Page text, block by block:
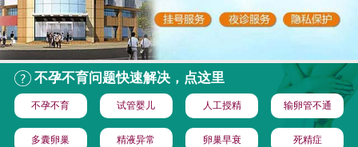
不孕不育问题快速解决，点这里
不孕不育 试管婴儿 人工授精 输卵管不通
多囊卵巢 精液异常 卵巢早衰 死精症